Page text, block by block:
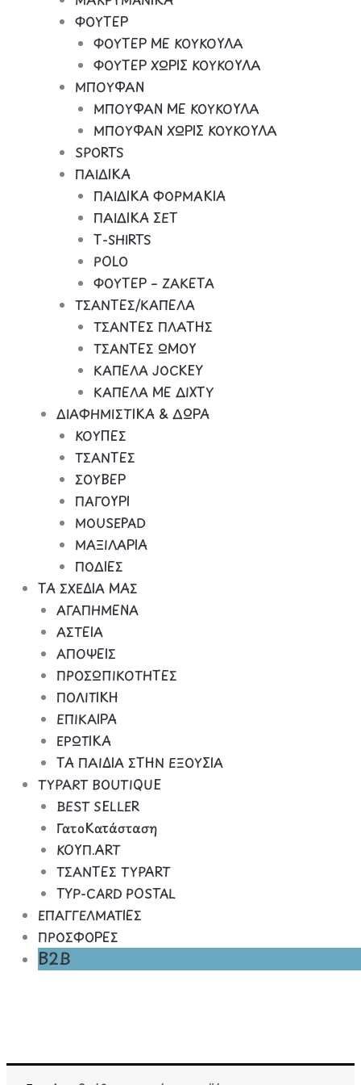
ΦΟΥΤΕΡ
ΦΟΥΤΕΡ ΜΕ ΚΟΥΚΟΥΛΑ
ΦΟΥΤΕΡ ΧΩΡΙΣ ΚΟΥΚΟΥΛΑ
ΜΠΟΥΦΑΝ
ΜΠΟΥΦΑΝ ΜΕ ΚΟΥΚΟΥΛΑ
ΜΠΟΥΦΑΝ ΧΩΡΙΣ ΚΟΥΚΟΥΛΑ
SPORTS
ΠΑΙΔΙΚΑ
ΠΑΙΔΙΚΑ ΦΟΡΜΑΚΙΑ
ΠΑΙΔΙΚΑ ΣΕΤ
Τ-SHIRTS
POLO
ΦΟΥΤΕΡ – ΖΑΚΕΤΑ
ΤΣΑΝΤΕΣ/ΚΑΠΕΛΑ
ΤΣΑΝΤΕΣ ΠΛΑΤΗΣ
ΤΣΑΝΤΕΣ ΩΜΟΥ
ΚΑΠΕΛΑ JOCKEY
ΚΑΠΕΛΑ ΜΕ ΔΙΧΤΥ
ΔΙΑΦΗΜΙΣΤΙΚΑ & ΔΩΡΑ
ΚΟΥΠΕΣ
ΤΣΑΝΤΕΣ
ΣΟΥΒΕΡ
ΠΑΓΟΥΡΙ
MOUSEPAD
ΜΑΞΙΛΑΡΙΑ
ΠΟΔΙΕΣ
ΤΑ ΣΧΕΔΙΑ ΜΑΣ
ΑΓΑΠΗΜΕΝΑ
ΑΣΤΕΙΑ
ΑΠΟΨΕΙΣ
ΠΡΟΣΩΠΙΚΟΤΗΤΕΣ
ΠΟΛΙΤΙΚΗ
ΕΠΙΚΑΙΡΑ
ΕΡΩΤΙΚΑ
ΤΑ ΠΑΙΔΙΑ ΣΤΗΝ ΕΞΟΥΣΙΑ
TYPART BOUTIQUE
BEST SELLER
ΓατοΚατάσταση
ΚΟΥΠ.ART
ΤΣΑΝΤΕΣ TYPART
TYP-CARD POSTAL
ΕΠΑΓΓΕΛΜΑΤΙΕΣ
ΠΡΟΣΦΟΡΕΣ
B2B